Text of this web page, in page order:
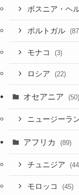
ボスニア・ヘ
ポルトガル
モナコ (3)
ロシア (22)
オセアニア (50)
ニュージーラ
アフリカ (89)
チュニジア
モロッコ (45)